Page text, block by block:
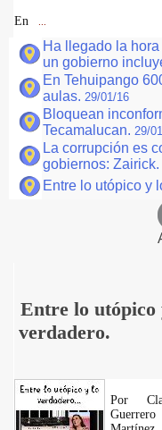
En
Ha llegado la
un gobierno
En Tehuipango
aulas. 29/01/16
Bloquean
Tecamalucan. 29/
La corrupción es
gobiernos: Zairick.
Entre lo utópico y
Entre lo utópico
verdadero.
Por
Guerrero